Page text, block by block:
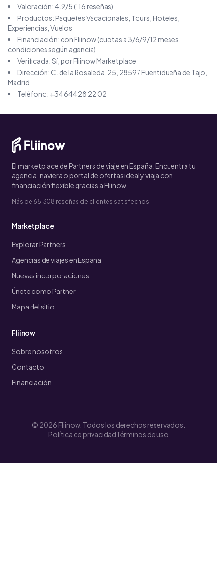
Valoración:4.9/5 (116reseñas)
Productos:Paquetes Vacacionales, Tours, Hoteles,
Experiencias, Vuelos
Financiación: con Fliinow (cuotas a 3/6/9/12 meses,
condiciones según agencia)
Verificada: Sí, por Fliinow Marketplace
Dirección: C. de la Rosaleda, 25, 28597 Fuentidueña de Tajo,
Madrid
Teléfono: +34 644 28 22 02
El marketplace de Partners de viaje en España. Encuentra tu
agencia, naviera o portal de ofertas ideal y viaja con
financiación flexible gracias a Fliinow.
Más de 65.308 reseñas de clientes satisfechos.
Marketplace
Explorar Partners
Agencias de viajes en España
Nuevas incorporaciones
Únete como Partner
Mapa del sitio
Fliinow
Sobre nosotros
Contacto
Financiación
© 2026 Fliinow. Todos los derechos reservados.
Política de privacidadTérminos de uso